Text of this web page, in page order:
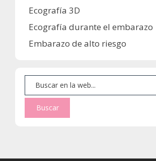
Ecografía 3D
Ecografía durante el embarazo
Embarazo de alto riesgo